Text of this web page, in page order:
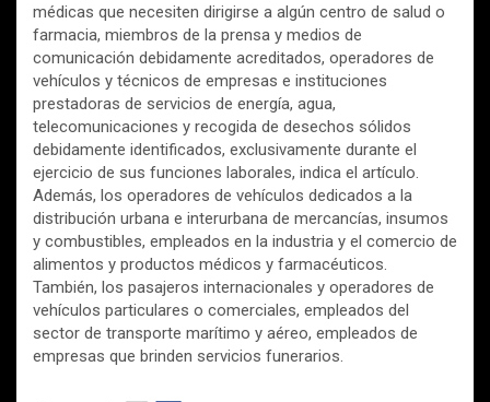
médicas que necesiten dirigirse a algún centro de salud o
farmacia, miembros de la prensa y medios de
comunicación debidamente acreditados, operadores de
vehículos y técnicos de empresas e instituciones
prestadoras de servicios de energía, agua,
telecomunicaciones y recogida de desechos sólidos
debidamente identificados, exclusivamente durante el
ejercicio de sus funciones laborales, indica el artículo.
Además, los operadores de vehículos dedicados a la
distribución urbana e interurbana de mercancías, insumos
y combustibles, empleados en la industria y el comercio de
alimentos y productos médicos y farmacéuticos.
También, los pasajeros internacionales y operadores de
vehículos particulares o comerciales, empleados del
sector de transporte marítimo y aéreo, empleados de
empresas que brinden servicios funerarios.